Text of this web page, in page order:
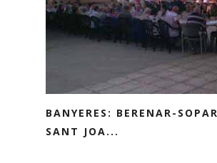
BANYERES: BERENAR-
SANT JOA...